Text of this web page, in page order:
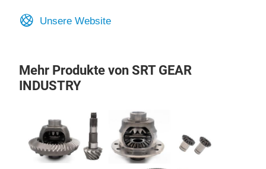
Unsere Website
Mehr Produkte von SRT GEAR
INDUSTRY